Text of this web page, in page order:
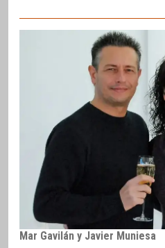
Mar Gavilán y Javier Muniesa